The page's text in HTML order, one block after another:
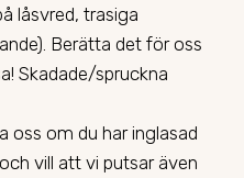
låsvred, trasiga
Berätta det för oss
Skadade/spruckna
oss om du har inglasad
vill att vi putsar även